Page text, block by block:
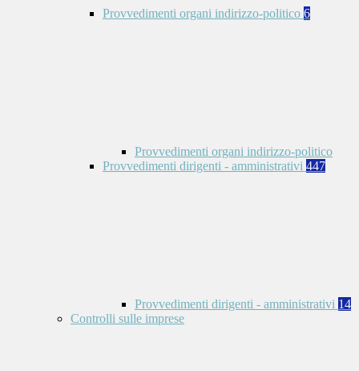
Provvedimenti organi indirizzo-politico 6
Provvedimenti organi indirizzo-politico
Provvedimenti dirigenti - amministrativi 447
Provvedimenti dirigenti - amministrativi 14
Controlli sulle imprese